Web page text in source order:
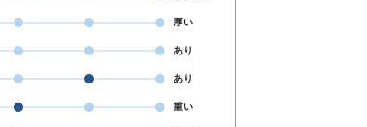
厚い
あり
あり
重い